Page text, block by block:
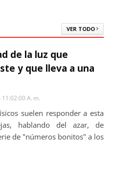
VER TODO
de la luz que
y que lleva a una
A. M.
suelen responder a esta
hablando del azar, de
de "números bonitos" a los